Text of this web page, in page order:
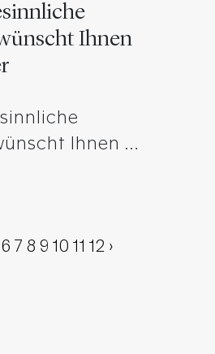
Ihnen
Ihnen …
6 7 8 9 10 11 12 ›